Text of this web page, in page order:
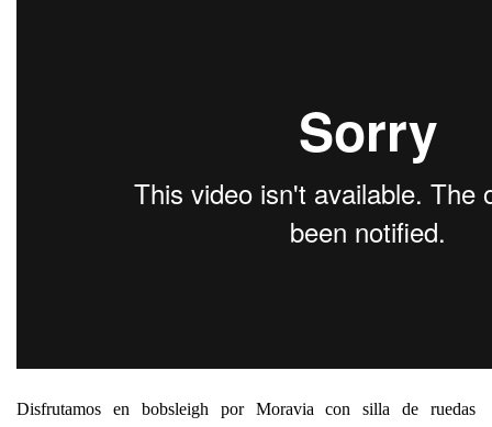
Disfrutamos en bobsleigh por Moravia con silla de ruedas